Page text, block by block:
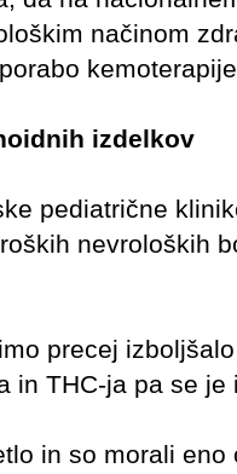
načinom
izdelkov
pediatrične
nevroloških
precej
in THC-ja pa se
in so morali